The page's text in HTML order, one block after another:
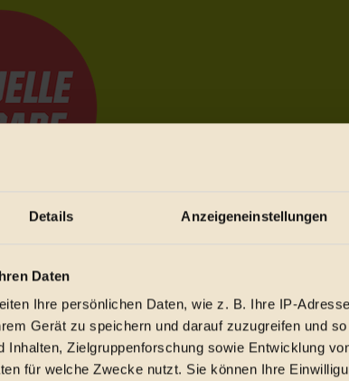
Details Anzeigeneinstellungen
Daten
Ihre persönlichen Daten, wie z. B. Ihre IP-
Gerät zu speichern und darauf zuzugreifen und
Inhalten, Zielgruppenforschung sowie Entwicklung
für welche Zwecke nutzt. Sie können Ihre
festzuhalten.
oft zu Hause.
zu dir zurückkommen.